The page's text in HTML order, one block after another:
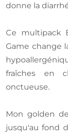
donne la
Ce multipack
Game change
fraîches en
onctueuse.
Mon golden
jusqu'au fond